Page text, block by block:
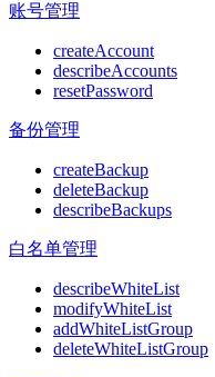
账号管理
createAccount
describeAccounts
resetPassword
备份管理
createBackup
deleteBackup
describeBackups
白名单管理
describeWhiteList
modifyWhiteList
addWhiteListGroup
deleteWhiteListGroup